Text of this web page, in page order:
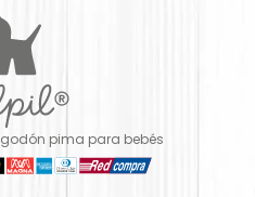
pima para bebés